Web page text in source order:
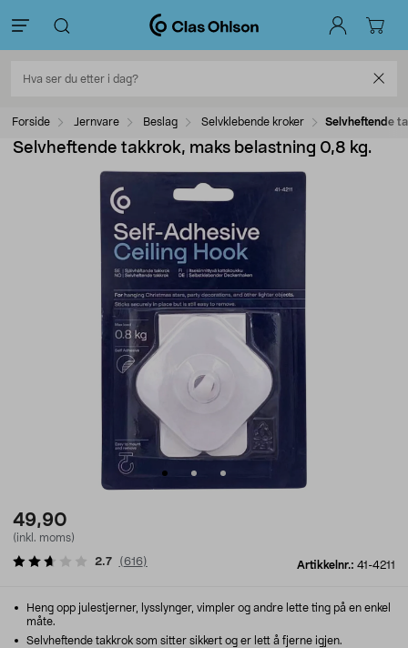
Forside Jernvare Beslag Selvklebende kroker Selvheftende
Selvheftende takkrok, maks belastning 0,8 kg.
49,90
(inkl. moms)
Artikkelnr.: 41-4211
2.7 (616)
Heng opp julestjerner, lysslynger, vimpler og andre lette ting på en enkel
måte.
Selvheftende takkrok som sitter sikkert og er lett å fjerne igjen.